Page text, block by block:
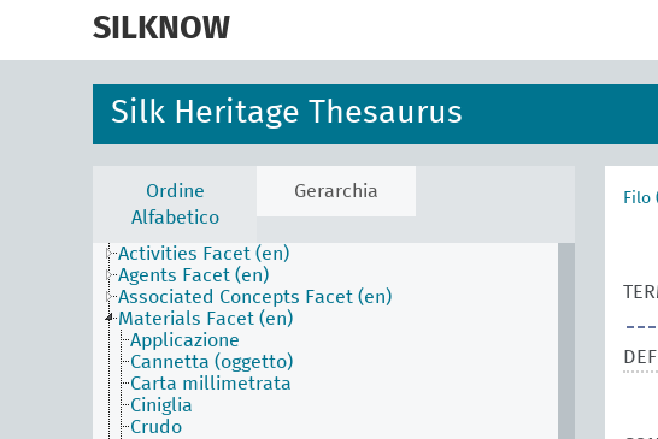
SILKNOW
Silk Heritage Thesaurus
Ordine
Alfabetico
Gerarchia
Activities Facet (en)
Agents Facet (en)
Associated Concepts Facet (en)
Materials Facet (en)
Applicazione
Cannetta (oggetto)
Carta millimetrata
Ciniglia
Crudo
Filo